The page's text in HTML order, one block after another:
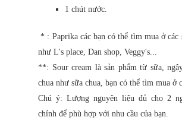
1 chút nước.
* : Paprika các bạn có thể tìm mua ở
như L's place, Dan shop, Veggy's...
**: Sour cream là sản phẩm từ sữa,
chua như sữa chua, bạn có thể tìm mua ở
Chú ý: Lượng nguyên liệu đủ cho 2
chỉnh để phù hợp với nhu cầu của bạn.